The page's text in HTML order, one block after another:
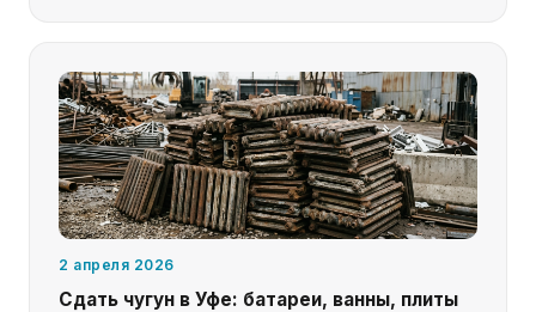
2 апреля 2026
Сдать чугун в Уфе: батареи, ванны, плиты